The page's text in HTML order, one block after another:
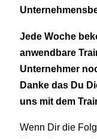
Jede Woche
anwendbare
Unternehmer
Danke das Du
uns mit dem
Wenn Dir die